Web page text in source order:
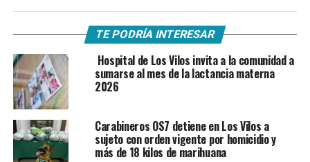
TE PODRÍA INTERESAR
Hospital de Los Vilos invita a la comunidad a
sumarse al mes de la lactancia materna
2026
Carabineros OS7 detiene en Los Vilos a
sujeto con orden vigente por homicidio y
más de 18 kilos de marihuana